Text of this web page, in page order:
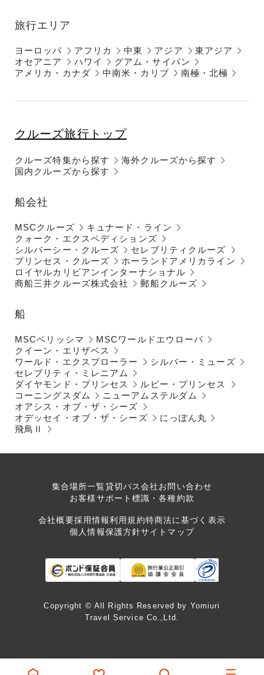
旅行エリア
ヨーロッパ アフリカ 中東 アジア
東アジア
オセアニア
ハワイ
グアム・サイパン
アメリカ・カナダ
中南米・カリブ 南極・北極
クルーズ旅行トップ
クルーズ特集から探す
国内クルーズから探す
海外クルーズから探す
船会社
MSCクルーズ
キュナード・ライン
クォーク・エクスペディションズ
シルバーシー・クルーズ
セレブリティクルーズ
プリンセス・クルーズ
ホーランドアメリカライン
ロイヤルカリビアンインターナショナル
商船三井クルーズ株式会社
郵船クルーズ
船
MSCベリッシマ
MSCワールドエウローパ
クイーン・エリザベス
ワールド・エクスプローラー
シルバー・ミューズ
セレブリティ・ミレニアム
ダイヤモンド・プリンセス
ルビー・プリンセス
コーニングスダム
ニューアムステルダム
オアシス・オブ・ザ・シーズ
オデッセイ・オブ・ザ・シーズ
にっぽん丸
飛鳥Ⅱ
集合場所一覧貸切バス会社お問い合わせ
お客様サポート 標識・各種約款
会社概要採用情報利用規約特商法に基づく表示
個人情報保護方針サイトマップ
Copyright © All Rights Reserved by Yomiuri
Travel Service Co.,Ltd.